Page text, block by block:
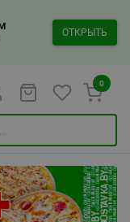
ОТКРЫТЬ
0